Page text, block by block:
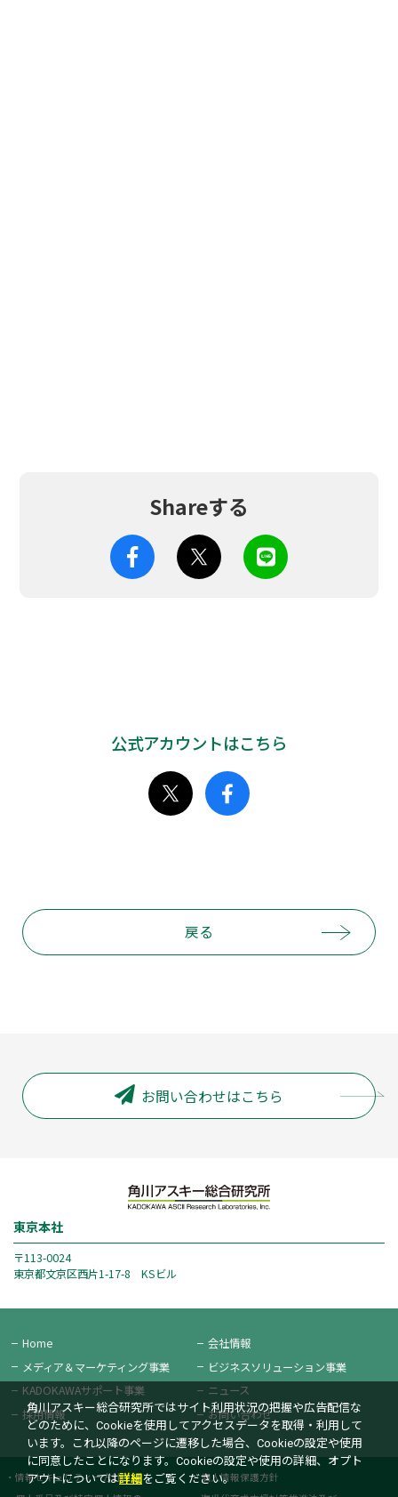
Shareする
公式アカウントはこちら
戻る
お問い合わせはこちら
東京本社
〒113-0024
東京都文京区西片1-17-8 KSビル
Home
会社情報
メディア＆マーケティング事業 ビジネスソリューション事業
KADOKAWAサポート事業
ニュース
採用情報
お問い合わせ
情報セキュリティー方針
個人情報保護方針
角川アスキー総合研究所ではサイト利用状況の把握や広告配信な
どのために、Cookieを使用してアクセスデータを取得・利用して
います。これ以降のページに遷移した場合、Cookieの設定や使用
に同意したことになります。Cookieの設定や使用の詳細、オプト
アウトについては詳細 をご覧ください。